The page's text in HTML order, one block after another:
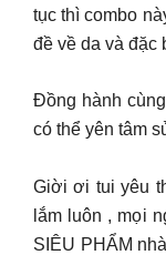
tục thì combo
đề về da và đặc
Đồng hành
có thể yên tâm
Giời ơi tui yêu
lắm luôn , mọi
SIÊU PHẨM